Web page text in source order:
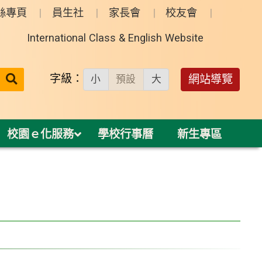
專頁 員生社 家長會 校友會
International Class & English Website
送出 字級： 小 預設 大 網站導覽
校園ｅ化服務 學校行事曆 新生專區